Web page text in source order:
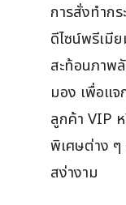
การสั่งทำก
ดีไซน์พรีเมี
สะท้อนภาพ
มอง เพื่อแ
ลูกค้า VIP
พิเศษต่าง ๆ
สง่างาม